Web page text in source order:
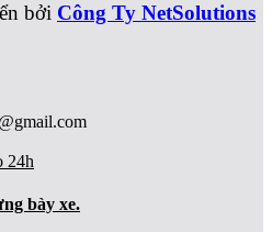
bởi Công Ty NetSolutions
24h
bày xe.